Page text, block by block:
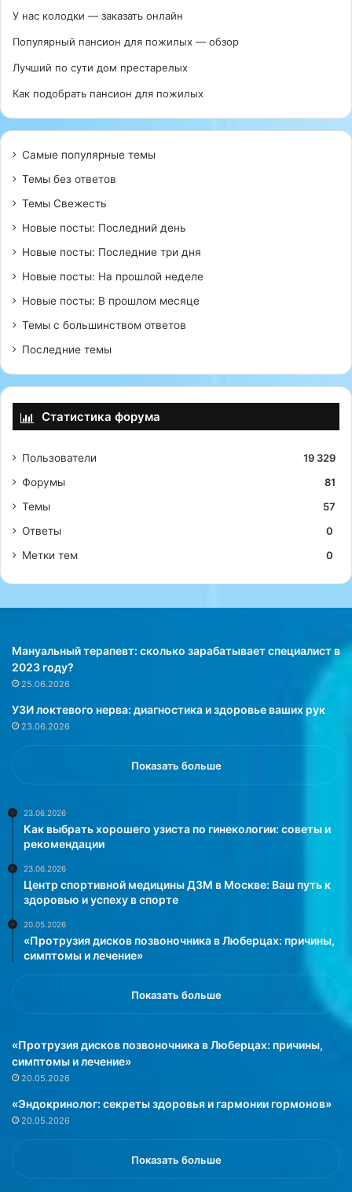
У нас колодки — заказать онлайн
Популярный пансион для пожилых — обзор
Лучший по сути дом престарелых
Как подобрать пансион для пожилых
Самые популярные темы
Темы без ответов
Темы Свежесть
Новые посты: Последний день
Новые посты: Последние три дня
Новые посты: На прошлой неделе
Новые посты: В прошлом месяце
Темы с большинством ответов
Последние темы
Статистика форума
Пользователи
19 329
Форумы
81
Темы
57
Ответы
0
Метки тем
0
Мануальный терапевт: сколько зарабатывает специалист в
2023 году?
25.06.2026
УЗИ локтевого нерва: диагностика и здоровье ваших рук
23.06.2026
Показать больше
23.06.2026
Как выбрать хорошего узиста по гинекологии: советы и
рекомендации
23.06.2026
Центр спортивной медицины ДЗМ в Москве: Ваш путь к
здоровью и успеху в спорте
20.05.2026
«Протрузия дисков позвоночника в Люберцах: причины,
симптомы и лечение»
Показать больше
«Протрузия дисков позвоночника в Люберцах: причины,
симптомы и лечение»
20.05.2026
«Эндокринолог: секреты здоровья и гармонии гормонов»
20.05.2026
Показать больше